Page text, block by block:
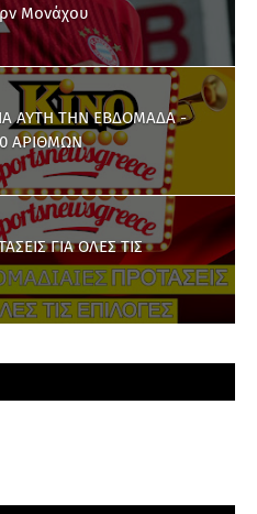
Μονάχου
ΑΥΤΗ ΤΗΝ ΕΒΔΟΜΑΔΑ -
ΑΡΙΘΜΩΝ